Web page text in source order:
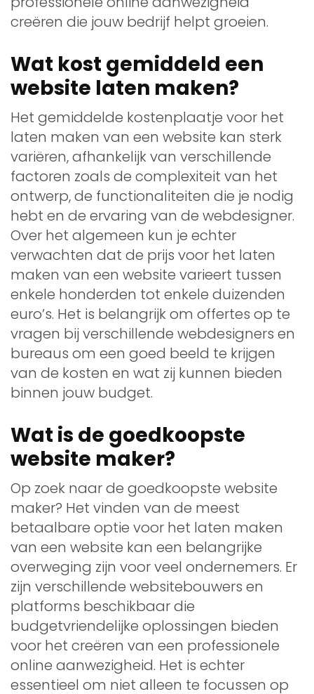
creëren die jouw bedrijf helpt groeien.
Wat kost gemiddeld een
website laten maken?
Het gemiddelde kostenplaatje voor het
laten maken van een website kan sterk
variëren, afhankelijk van verschillende
factoren zoals de complexiteit van het
ontwerp, de functionaliteiten die je nodig
hebt en de ervaring van de webdesigner.
Over het algemeen kun je echter
verwachten dat de prijs voor het laten
maken van een website varieert tussen
enkele honderden tot enkele duizenden
euro’s. Het is belangrijk om offertes op te
vragen bij verschillende webdesigners en
bureaus om een goed beeld te krijgen
van de kosten en wat zij kunnen bieden
binnen jouw budget.
Wat is de goedkoopste
website maker?
Op zoek naar de goedkoopste website
maker? Het vinden van de meest
betaalbare optie voor het laten maken
van een website kan een belangrijke
overweging zijn voor veel ondernemers. Er
zijn verschillende websitebouwers en
platforms beschikbaar die
budgetvriendelijke oplossingen bieden
voor het creëren van een professionele
online aanwezigheid. Het is echter
essentieel om niet alleen te focussen op